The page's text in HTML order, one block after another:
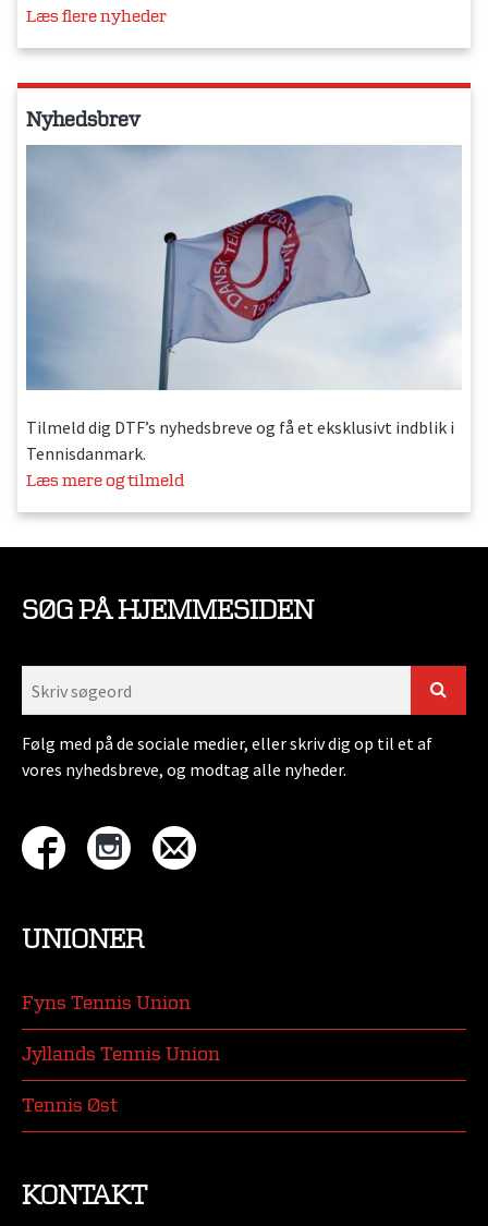
Læs flere nyheder
Nyhedsbrev
Tilmeld dig DTF’s nyhedsbreve og få et eksklusivt indblik i
Tennisdanmark.
Læs mere og tilmeld
SØG PÅ HJEMMESIDEN
Følg med på de sociale medier, eller skriv dig op til et af
vores nyhedsbreve, og modtag alle nyheder.
UNIONER
Fyns Tennis Union
Jyllands Tennis Union
Tennis Øst
KONTAKT